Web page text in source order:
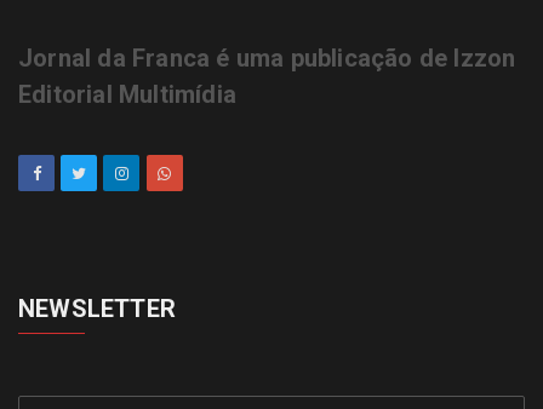
Jornal da Franca é uma publicação de Izzon
Editorial Multimídia
NEWSLETTER